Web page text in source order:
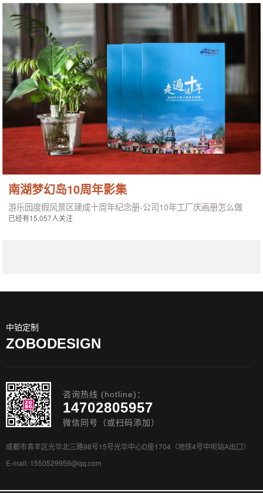
南湖梦幻岛10周年影集
游乐园度假风景区建成十周年纪念册-公司10年工厂庆画册怎么做
已经有15,057人关注
中铂定制
ZOBODESIGN
咨询热线 (hotline)：
14702805957
微信同号（或扫码添加）
成都市青羊区光华北三路98号15号光华中心D座1704（地铁4号中坝站A出口）
E-mail: 1550529959@qq.com